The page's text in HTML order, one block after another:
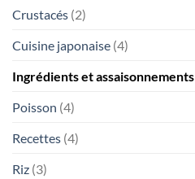
Crustacés (2)
Cuisine japonaise (4)
Ingrédients et assaisonnements
Poisson (4)
Recettes (4)
Riz (3)